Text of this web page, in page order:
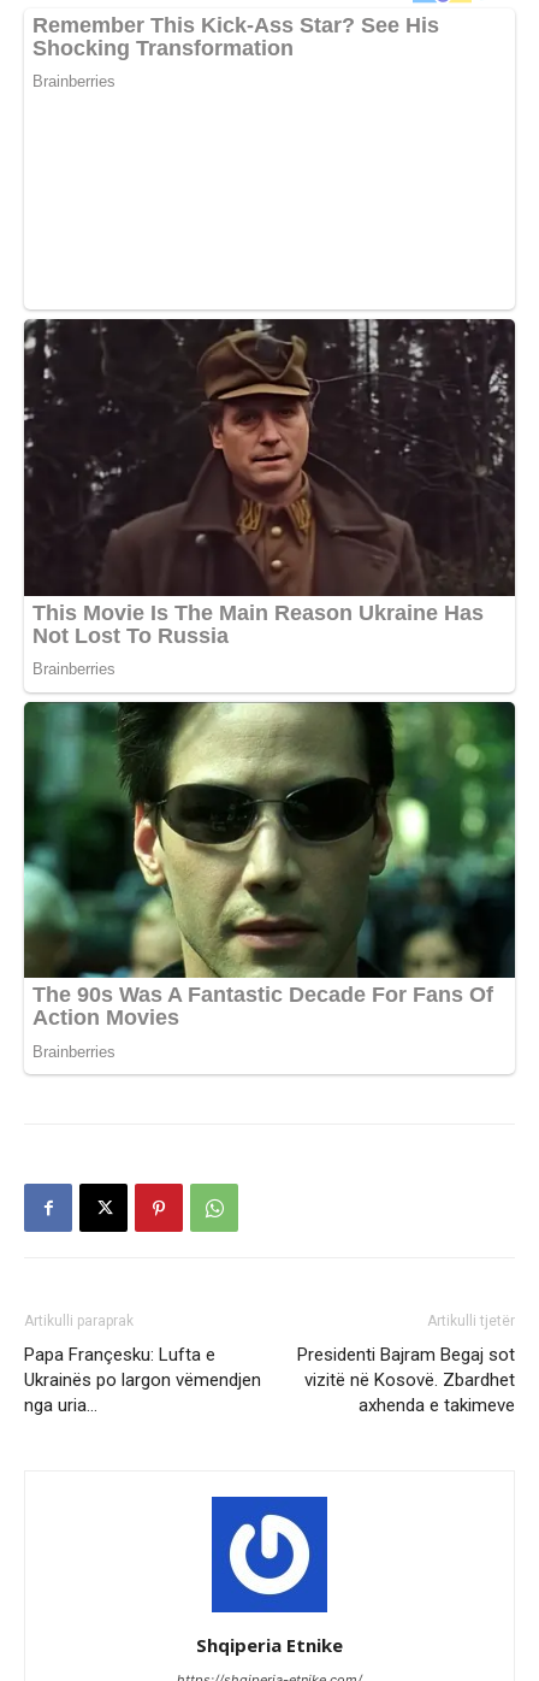
Artikulli paraprak
Papa Françesku: Lufta e
Ukrainës po largon vëmendjen
nga uria…
Artikulli tjetër
Presidenti Bajram Begaj sot
vizitë në Kosovë. Zbardhet
axhenda e takimeve
Shqiperia Etnike